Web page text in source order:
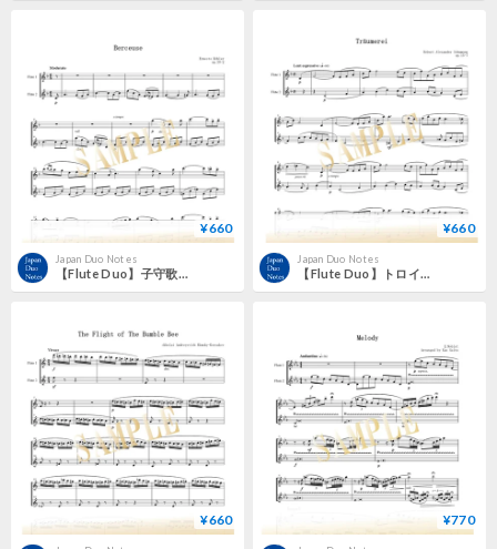
¥660
Japan Duo Notes
【Flute Duo】子守歌（Lullaby, Op. 30, No. 2）／エルネスト・ケーラー
¥660
Japan Duo Notes
【Flute Duo】トロイメライ（Träumerei, Op. 15, No. 7）／ロベルト・シューマン
¥660 ¥770